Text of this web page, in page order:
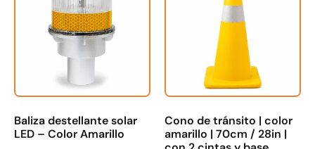
Baliza destellante solar
LED – Color Amarillo
Cono de tránsito | color
amarillo | 70cm / 28in |